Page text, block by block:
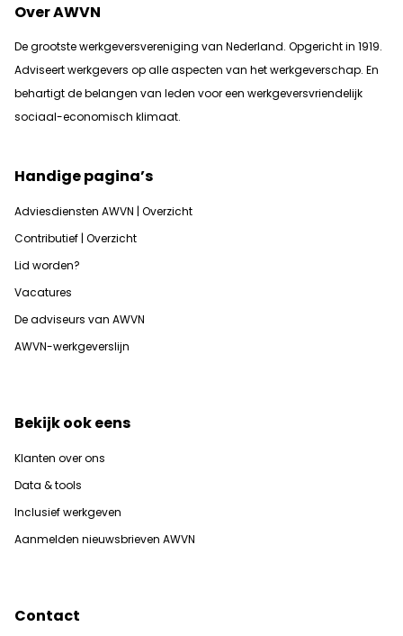
Over AWVN
De grootste werkgeversvereniging van Nederland. Opgericht in 1919.
Adviseert werkgevers op alle aspecten van het werkgeverschap. En
behartigt de belangen van leden voor een werkgeversvriendelijk
sociaal-economisch klimaat.
Handige pagina’s
Adviesdiensten AWVN | Overzicht
Contributief | Overzicht
Lid worden?
Vacatures
De adviseurs van AWVN
AWVN-werkgeverslijn
Bekijk ook eens
Klanten over ons
Data & tools
Inclusief werkgeven
Aanmelden nieuwsbrieven AWVN
Contact